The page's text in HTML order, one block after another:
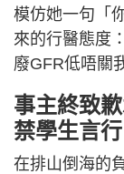
模仿她一句「
來的行醫態度
廢GFR低唔關
事主終致
禁學生言
在排山倒海的